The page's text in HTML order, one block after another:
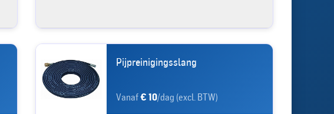
Pijpreinigingsslang
Vanaf€ 10/dag (excl. BTW)